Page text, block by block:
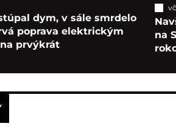
dym, v sále smrdelo
poprava elektrickým
prvýkrát
na